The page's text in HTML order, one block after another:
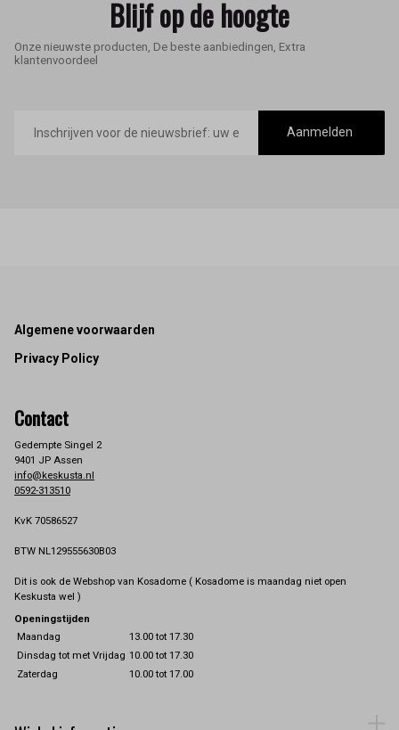
Blijf op de hoogte
Onze nieuwste producten, De beste aanbiedingen, Extra
klantenvoordeel
mailadres
Aanmelden
Footer
Algemene voorwaarden
Privacy Policy
Contact
Gedempte Singel 2
9401 JP Assen
info@keskusta.nl
0592-313510
KvK 70586527
BTW NL129555630B03
Dit is ook de Webshop van Kosadome ( Kosadome is maandag niet open
Keskusta wel )
Openingstijden
Maandag
13.00 tot 17.30
Dinsdag tot met Vrijdag 10.00 tot 17.30
Zaterdag
10.00 tot 17.00